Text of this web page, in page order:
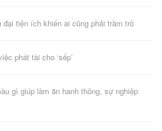
đại tiện ích khiến ai cũng phải trầm trồ
phát tài cho ‘sếp’
gì giúp làm ăn hanh thông, sự nghiệp